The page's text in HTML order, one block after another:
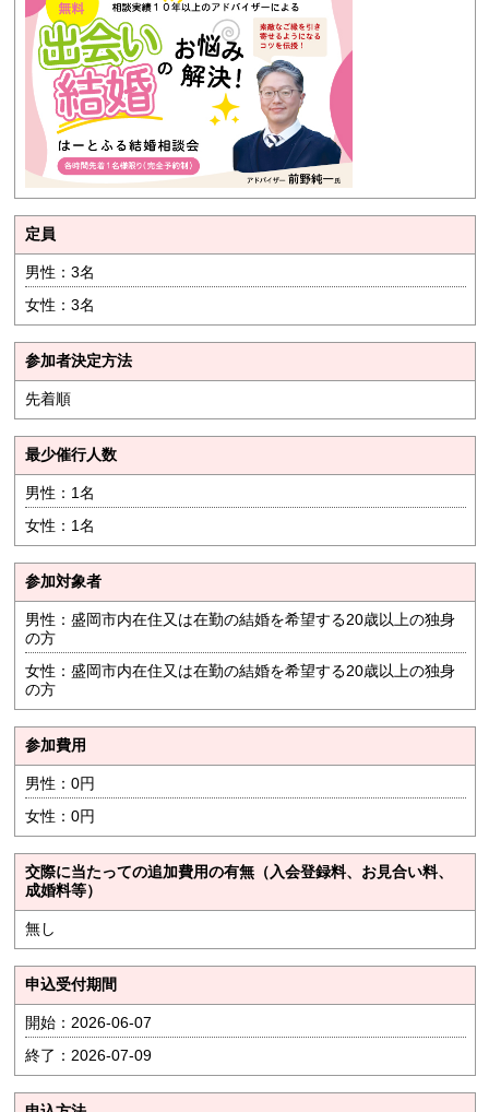
定員
男性：3名
女性：3名
参加者決定方法
先着順
最少催行人数
男性：1名
女性：1名
参加対象者
男性：盛岡市内在住又は在勤の結婚を希望する20歳以上の独身
の方
女性：盛岡市内在住又は在勤の結婚を希望する20歳以上の独身
の方
参加費用
男性：0円
女性：0円
交際に当たっての追加費用の有無（入会登録料、お見合い料、
成婚料等）
無し
申込受付期間
開始：2026-06-07
終了：2026-07-09